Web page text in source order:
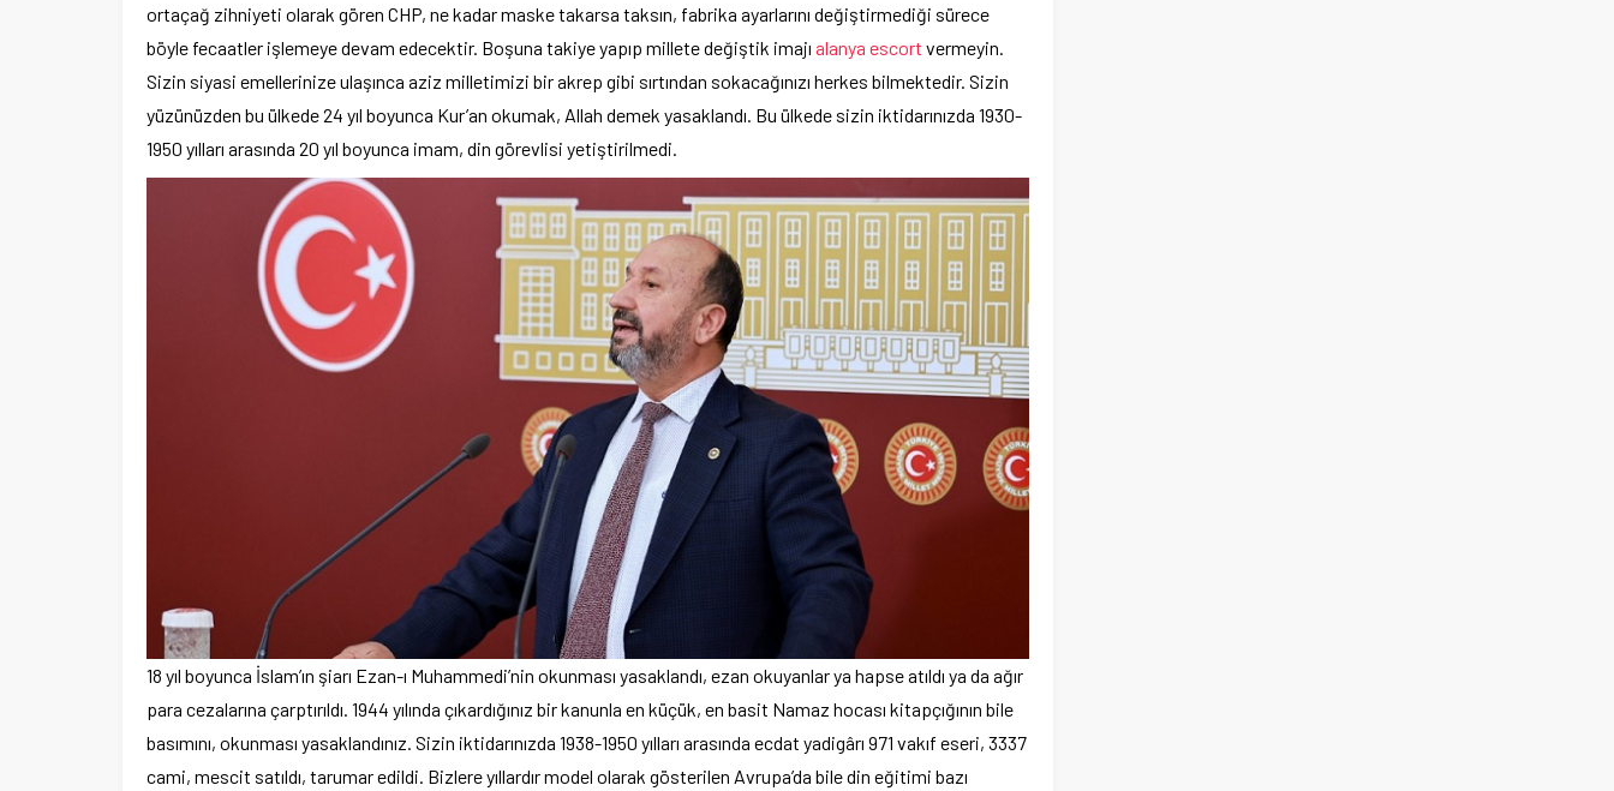
ortaçağ zihniyeti olarak gören CHP, ne kadar maske takarsa taksın, fabrika ayarlarını değiştirmediği sürece
böyle fecaatler işlemeye devam edecektir. Boşuna takiye yapıp millete değiştik imajı alanya escort vermeyin.
Sizin siyasi emellerinize ulaşınca aziz milletimizi bir akrep gibi sırtından sokacağınızı herkes bilmektedir. Sizin
yüzünüzden bu ülkede 24 yıl boyunca Kur’an okumak, Allah demek yasaklandı. Bu ülkede sizin iktidarınızda 1930-
1950 yılları arasında 20 yıl boyunca imam, din görevlisi yetiştirilmedi.
18 yıl boyunca İslam’ın şiarı Ezan-ı Muhammedi’nin okunması yasaklandı, ezan okuyanlar ya hapse atıldı ya da ağır
para cezalarına çarptırıldı. 1944 yılında çıkardığınız bir kanunla en küçük, en basit Namaz hocası kitapçığının bile
basımını, okunması yasaklandınız. Sizin iktidarınızda 1938-1950 yılları arasında ecdat yadigârı 971 vakıf eseri, 3337
cami, mescit satıldı, tarumar edildi. Bizlere yıllardır model olarak gösterilen Avrupa’da bile din eğitimi bazı